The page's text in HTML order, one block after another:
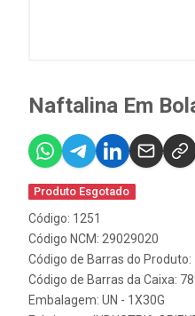
Naftalina Em
Produto Esgotado
Código: 1251
Código NCM: 29029020
Código de Barras do
Código de Barras da Caixa:
Embalagem: UN - 1X30G